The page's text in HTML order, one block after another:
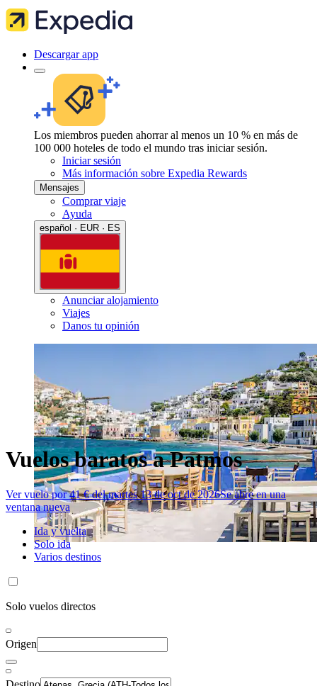
Descargar app
Los miembros pueden ahorrar al menos un 10 % en más de
100 000 hoteles de todo el mundo tras iniciar sesión.
Iniciar sesión
Más información sobre Expedia Rewards
Mensajes
Comprar viaje
Ayuda
español · EUR · ES
Anunciar alojamiento
Viajes
Danos tu opinión
Vuelos baratos a Patmos
Ver vuelo por 41 € del martes 13 de oct de 2026Se abre en una
ventana nueva
Ida y vuelta
Solo ida
Varios destinos
Solo vuelos directos
Origen